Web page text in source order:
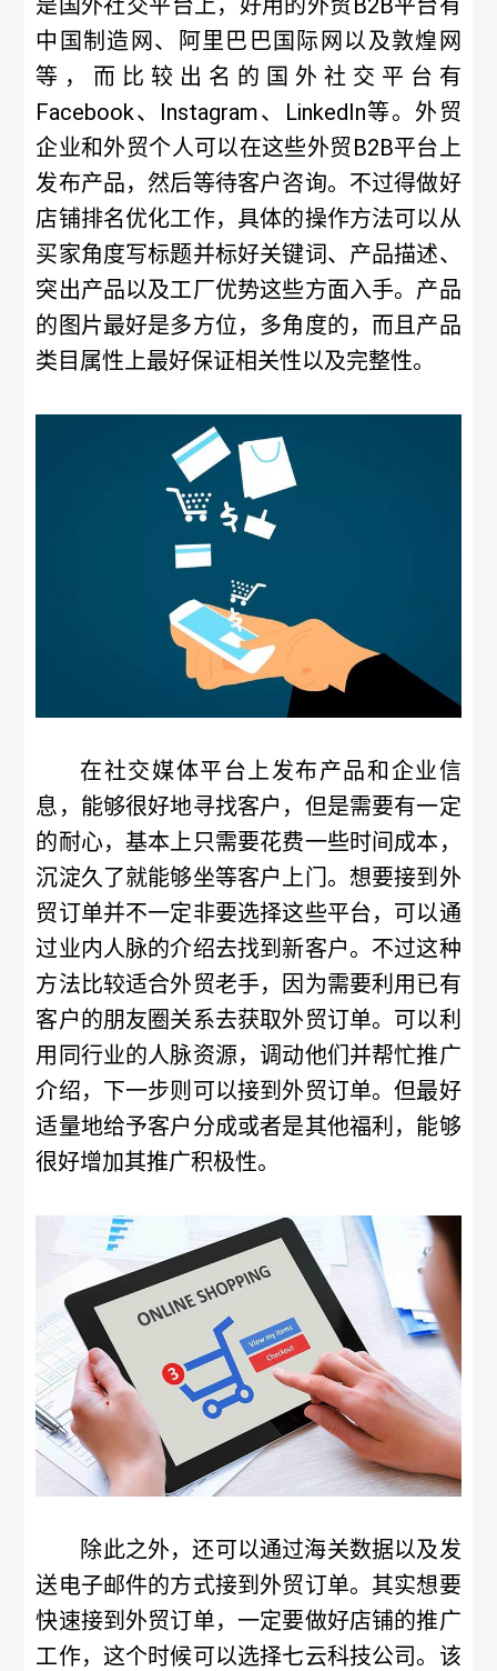
是国外社交平台上，好用的外贸B2B平台有
中国制造网、阿里巴巴国际网以及敦煌网
等，而比较出名的国外社交平台有
Facebook、Instagram、LinkedIn等。外贸
企业和外贸个人可以在这些外贸B2B平台上
发布产品，然后等待客户咨询。不过得做好
店铺排名优化工作，具体的操作方法可以从
买家角度写标题并标好关键词、产品描述、
突出产品以及工厂优势这些方面入手。产品
的图片最好是多方位，多角度的，而且产品
类目属性上最好保证相关性以及完整性。
在社交媒体平台上发布产品和企业信
息，能够很好地寻找客户，但是需要有一定
的耐心，基本上只需要花费一些时间成本，
沉淀久了就能够坐等客户上门。想要接到外
贸订单并不一定非要选择这些平台，可以通
过业内人脉的介绍去找到新客户。不过这种
方法比较适合外贸老手，因为需要利用已有
客户的朋友圈关系去获取外贸订单。可以利
用同行业的人脉资源，调动他们并帮忙推广
介绍，下一步则可以接到外贸订单。但最好
适量地给予客户分成或者是其他福利，能够
很好增加其推广积极性。
除此之外，还可以通过海关数据以及发
送电子邮件的方式接到外贸订单。其实想要
快速接到外贸订单，一定要做好店铺的推广
工作，这个时候可以选择七云科技公司。该